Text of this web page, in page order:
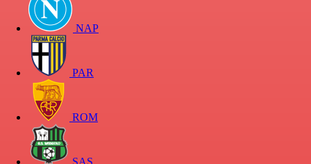
NAP
PAR
ROM
SAS